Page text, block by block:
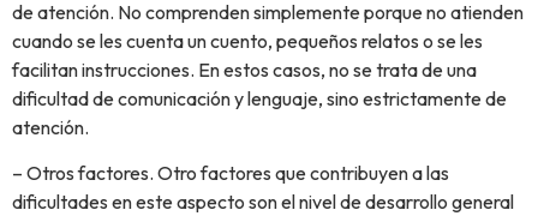
de atención. No comprenden simplemente porque no atienden
cuando se les cuenta un cuento, pequeños relatos o se les
facilitan instrucciones. En estos casos, no se trata de una
dificultad de comunicación y lenguaje, sino estrictamente de
atención.
– Otros factores. Otro factores que contribuyen a las
dificultades en este aspecto son el nivel de desarrollo general